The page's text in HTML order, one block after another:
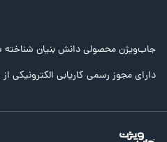
جاب‌ویژن محصولی دانش بنیان
دارای مجوز رسمی کاریابی الکترونیکی